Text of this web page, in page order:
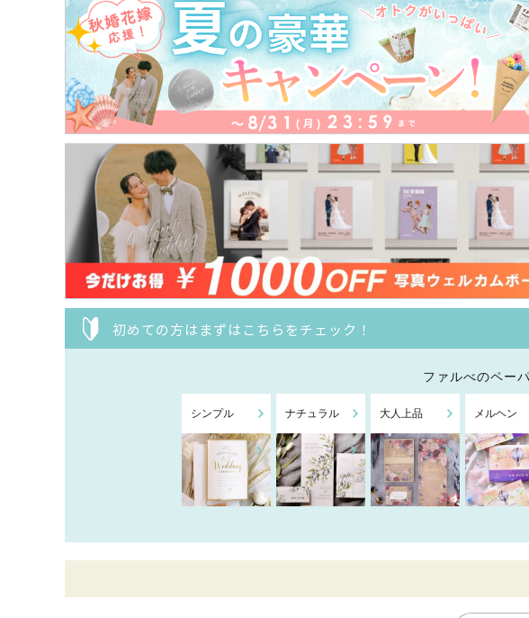
初めての方はまずはこちらをチェック！
ファルべのペー
シンプル ナチュラル 大人上品 メルヘン